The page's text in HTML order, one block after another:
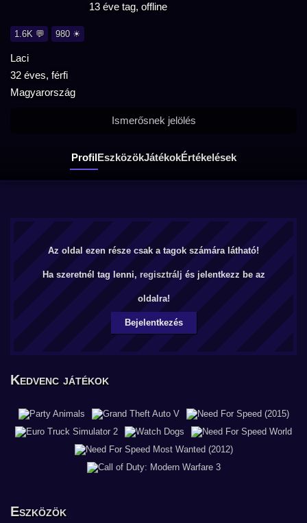
13 éve tag, offline
1.6K 💬 980 ☀
Laci
32 éves, férfi
Magyarország
ProfilEszközökJátékokÉrtékelések
Ismerősnek jelölés
Az oldal ezen része csak a tagok számára látható!
Ha szeretnél tag lenni, regisztrálj és jelentkezz be az
oldalra!
Bejelentkezés
Kedvenc játékok
Eszközök